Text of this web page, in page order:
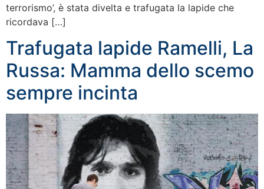
terrorismo’, è stata divelta e trafugata la lapide che
ricordava […]
Trafugata lapide Ramelli, La
Russa: Mamma dello scemo
sempre incinta